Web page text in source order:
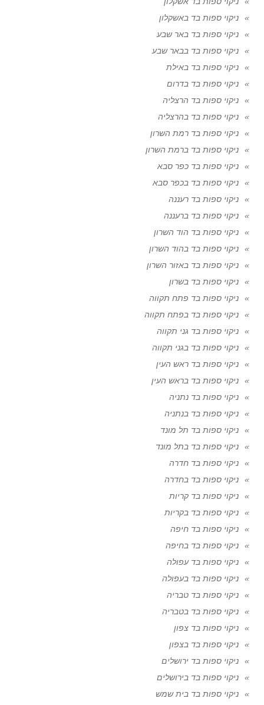
ניקוי ספות בד באשקלון
ניקוי ספות בד באר שבע
ניקוי ספות בד בבאר שבע
ניקוי ספות בד באילת
ניקוי ספות בד בדרום
ניקוי ספות בד הרצליה
ניקוי ספות בד בהרצליה
ניקוי ספות בד רמת השרון
ניקוי ספות בד ברמת השרון
ניקוי ספות בד כפר סבא
ניקוי ספות בד בכפר סבא
ניקוי ספות בד רעננה
ניקוי ספות בד ברעננה
ניקוי ספות בד הוד השרון
ניקוי ספות בד בהוד השרון
ניקוי ספות בד באזור השרון
ניקוי ספות בד בשרון
ניקוי ספות בד פתח תקווה
ניקוי ספות בד בפתח תקווה
ניקוי ספות בד גני תקווה
ניקוי ספות בד בגני תקווה
ניקוי ספות בד ראש העין
ניקוי ספות בד בראש העין
ניקוי ספות בד נתניה
ניקוי ספות בד בנתניה
ניקוי ספות בד תל מונד
ניקוי ספות בד בתל מונד
ניקוי ספות בד חדרה
ניקוי ספות בד בחדרה
ניקוי ספות בד קריות
ניקוי ספות בד בקריות
ניקוי ספות בד חיפה
ניקוי ספות בד בחיפה
ניקוי ספות בד עפולה
ניקוי ספות בד בעפולה
ניקוי ספות בד טבריה
ניקוי ספות בד בטבריה
ניקוי ספות בד צפון
ניקוי ספות בד בצפון
ניקוי ספות בד ירושלים
ניקוי ספות בד בירושלים
ניקוי ספות בד בית שמש